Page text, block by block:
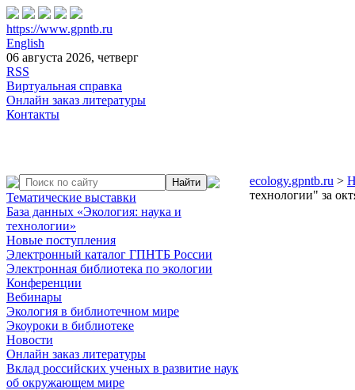
https://www.gpntb.ru
English
06 августа 2026, четверг
RSS
Виртуальная справка
Онлайн заказ литературы
Контакты
Тематические выставки
База данных «Экология: наука и
технологии»
Новые поступления
Электронный каталог ГПНТБ России
Электронная библиотека по экологии
Конференции
Вебинары
Экология в библиотечном мире
Экоуроки в библиотеке
Новости
Онлайн заказ литературы
Вклад российских ученых в развитие наук
об окружающем мире
ecology.gpntb.ru >
технологии" за